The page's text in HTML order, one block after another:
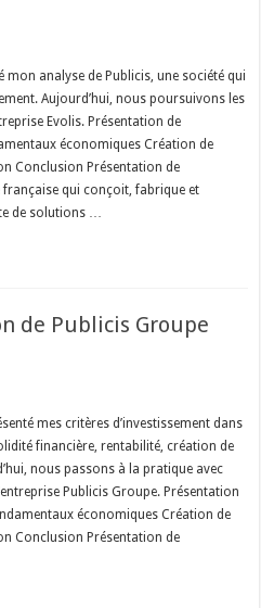
mon analyse de Publicis, une société qui
Aujourd’hui, nous poursuivons les
Evolis. Présentation de
économiques Création de
Conclusion Présentation de
française qui conçoit, fabrique et
de solutions …
de Publicis Groupe
mes critères d’investissement dans
financière, rentabilité, création de
nous passons à la pratique avec
Publicis Groupe. Présentation
économiques Création de
Conclusion Présentation de